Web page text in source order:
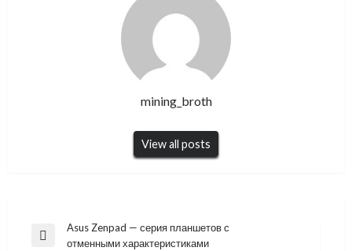
mining_broth
View all posts
Навигация
Previous
Asus Zenpad — серия планшетов с
отменными характеристиками